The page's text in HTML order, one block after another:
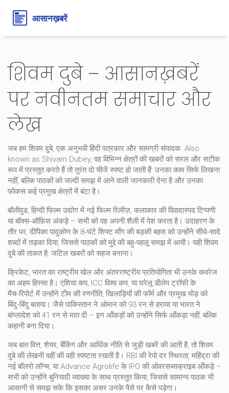
शिवम दुबे – आसानख़बरें
पर नवीनतम समाचार और
लेख
जब हम शिवम दुबे, एक अनुभवी हिंदी पत्रकार और सामग्री संपादक. Also
known as Shivam Dubey, वह विभिन्न क्षेत्रों की खबरों को सरल और सटीक
रूप में प्रस्तुत करते हैंतो तुरंत दो चीजें स्पष्ट हो जाती हैं: उनका काम सिर्फ लिखना
नहीं, बल्कि पाठकों को जल्दी समझ में आने वाली जानकारी देना है और उनका
फोकस कई प्रमुख क्षेत्रों में बंटा है।
बॉलीवुड, हिन्दी फिल्म उद्योग में नई फिल्म रिलीज़, कलाकार की विवादास्पद टिप्पणी
या बॉक्स‑ऑफ़िस अंकड़े – सभी को वह अपनी शैली में पेश करता है। उदाहरण के
तौर पर, दीपिका पादुकोण के 8‑घंटे शिफ्ट माँग की बड़की बहस को उन्होंने सीधे‑सादे
शब्दों में तड़का दिया, जिससे पाठकों को मुद्दे की बहु‑पहलू समझ में आयी। यहीशिवम
दुबेकी ताकत है: जटिल खबरों को सहज बनाना।
क्रिकेट, भारत का राष्ट्रीय खेल और अंतरराष्ट्रीय प्रतियोगिताभी उनके कवरेज
का अहम हिस्सा है। एशिया कप, ICC विश्व कप, या घरेलू डीलेप ट्रॉफी के
मैच‑रिपोर्ट में उन्होंने टीम की रणनीति, खिलाड़ियों की फॉर्म और प्रमुख मोड़ को
बिंदु‑बिंदु बताया। जैसे पाकिस्तान ने ओमान को 93 रन से हराया या भारत ने
बांग्लादेश को 41 रन से मात दी – इन आँकड़ों को उन्होंने सिर्फ आँकड़ा नहीं, बल्कि
कहानी बना दिया।
जब बातवित्त, शेयर, बैंकिंग और आर्थिक नीति से जुड़ी खबरें की आती है, तो शिवम
दुबे की लेखनी वहीं की वही स्पष्टता रखती है। RBI की रेपो दर स्थिरता, महिंद्रा की
नई बॉलरो लॉन्च, या Advance Agrolife के IPO की ओवरसब्सक्राइब आँकड़े –
सभी को उन्होंने बुनियादी व्याख्या के साथ प्रस्तुत किया, जिससे सामान्य पाठक भी
आसानी से समझ सके कि इसका असर उनके पैसे पर कैसे पड़ेगा।